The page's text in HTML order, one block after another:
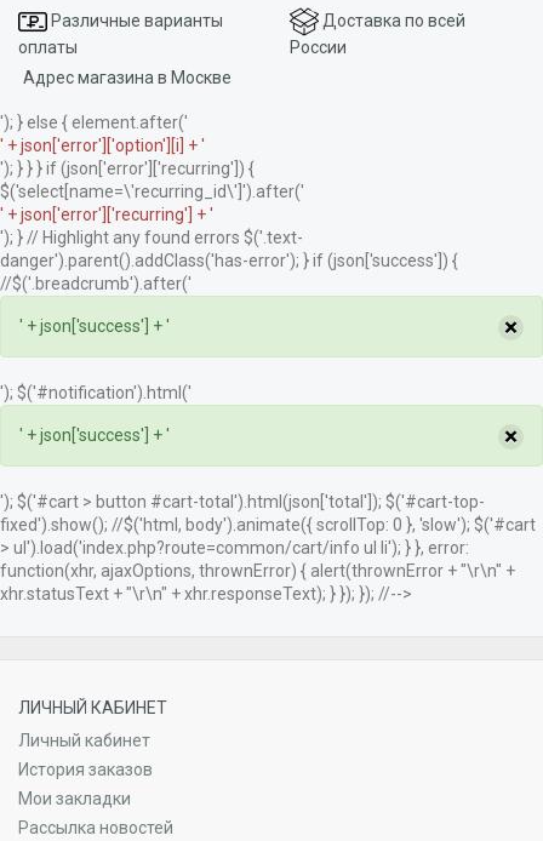
Различные варианты
оплаты
Доставка по всей
России
Адрес магазина в Москве
'); } else { element.after('
' + json['error']['option'][i] + '
'); } } } if (json['error']['recurring']) {
$('select[name=\'recurring_id\']').after('
' + json['error']['recurring'] + '
'); } // Highlight any found errors $('.text-
danger').parent().addClass('has-error'); } if (json['success']) {
//$('.breadcrumb').after('
' + json['success'] + ' ×
'); $('#notification').html('
' + json['success'] + ' ×
'); $('#cart > button #cart-total').html(json['total']); $('#cart-top-
fixed').show(); //$('html, body').animate({ scrollTop: 0 }, 'slow'); $('#cart
> ul').load('index.php?route=common/cart/info ul li'); } }, error:
function(xhr, ajaxOptions, thrownError) { alert(thrownError + "\r\n" +
xhr.statusText + "\r\n" + xhr.responseText); } }); }); //-->
ЛИЧНЫЙ КАБИНЕТ
Личный кабинет
История заказов
Мои закладки
Рассылка новостей